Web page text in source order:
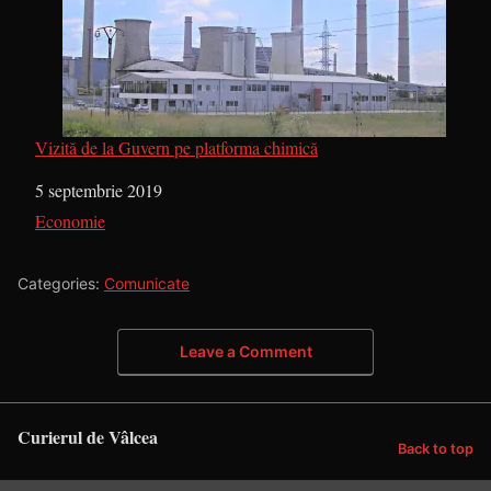
Vizită de la Guvern pe platforma chimică
Dată
5 septembrie 2019
În legătură cu
Economie
Categories: Comunicate
Leave a Comment
Curierul de Vâlcea Back to top